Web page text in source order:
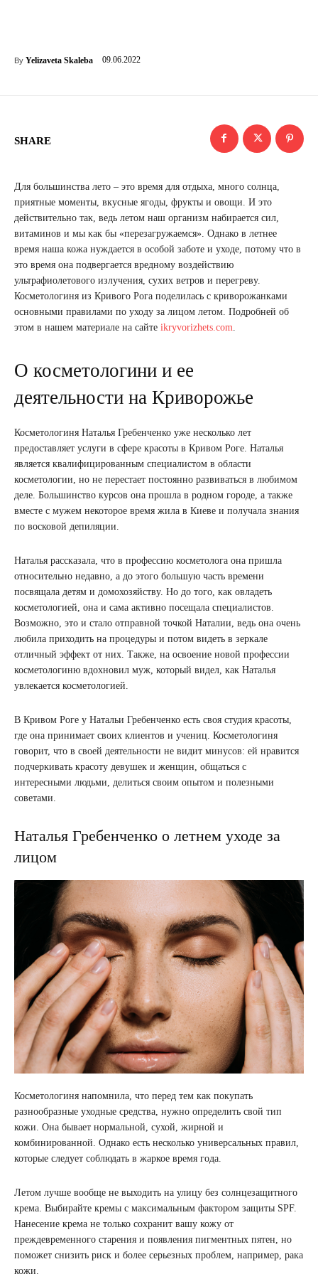
By Yelizaveta Skaleba 09.06.2022
SHARE
Для большинства лето – это время для отдыха, много солнца,
приятные моменты, вкусные ягоды, фрукты и овощи. И это
действительно так, ведь летом наш организм набирается сил,
витаминов и мы как бы «перезагружаемся». Однако в летнее
время наша кожа нуждается в особой заботе и уходе, потому что в
это время она подвергается вредному воздействию
ультрафиолетового излучения, сухих ветров и перегреву.
Косметологиня из Кривого Рога поделилась с криворожанками
основными правилами по уходу за лицом летом. Подробней об
этом в нашем материале на сайте ikryvorizhets.com
О косметологини и ее
деятельности на Криворожье
Косметологиня Наталья Гребенченко уже несколько лет
предоставляет услуги в сфере красоты в Кривом Роге. Наталья
является квалифицированным специалистом в области
косметологии, но не перестает постоянно развиваться в любимом
деле. Большинство курсов она прошла в родном городе, а также
вместе с мужем некоторое время жила в Киеве и получала знания
по восковой депиляции.
Наталья рассказала, что в профессию косметолога она пришла
относительно недавно, а до этого большую часть времени
посвящала детям и домохозяйству. Но до того, как овладеть
косметологией, она и сама активно посещала специалистов.
Возможно, это и стало отправной точкой Наталии, ведь она очень
любила приходить на процедуры и потом видеть в зеркале
отличный эффект от них. Также, на освоение новой профессии
косметологиню вдохновил муж, который видел, как Наталья
увлекается косметологией.
В Кривом Роге у Натальи Гребенченко есть своя студия красоты,
где она принимает своих клиентов и учениц. Косметологиня
говорит, что в своей деятельности не видит минусов: ей нравится
подчеркивать красоту девушек и женщин, общаться с
интересными людьми, делиться своим опытом и полезными
советами.
Наталья Гребенченко о летнем уходе за
лицом
Косметологиня напомнила, что перед тем как покупать
разнообразные уходные средства, нужно определить свой тип
кожи. Она бывает нормальной, сухой, жирной и
комбинированной. Однако есть несколько универсальных правил,
которые следует соблюдать в жаркое время года.
Летом лучше вообще не выходить на улицу без солнцезащитного
крема. Выбирайте кремы с максимальным фактором защиты SPF.
Нанесение крема не только сохранит вашу кожу от
преждевременного старения и появления пигментных пятен, но
поможет снизить риск и более серьезных проблем, например, рака
кожи.